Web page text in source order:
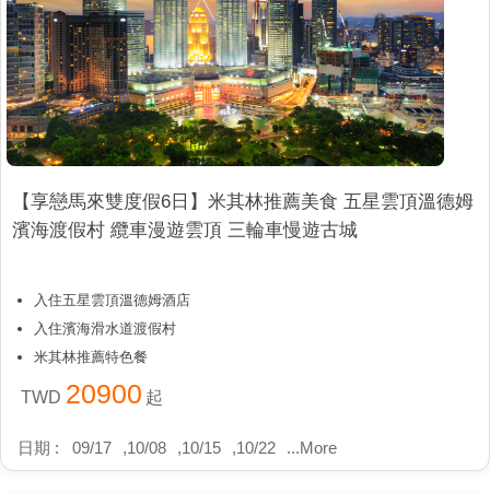
【享戀馬來雙度假6日】米其林推薦美食 五星雲頂溫德姆
濱海渡假村 纜車漫遊雲頂 三輪車慢遊古城
入住五星雲頂溫德姆酒店
入住濱海滑水道渡假村
米其林推薦特色餐
TWD 20900 起
日期 : 09/17 ,10/08 ,10/15 ,10/22 ...More